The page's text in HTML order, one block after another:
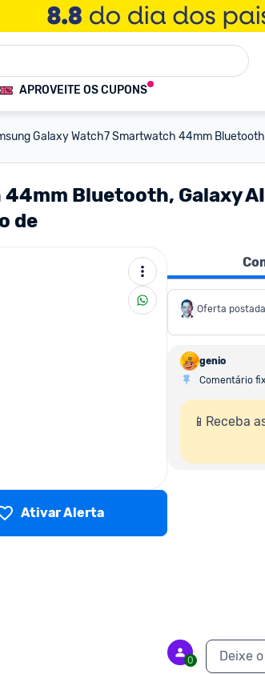
APROVEITE OS CUPONS
Galaxy Watch7 Smartwatch 44mm
Bluetooth, Galaxy
de
Ativar Alerta
Oferta
genio
Comentário
📱Receba
0 Deixe